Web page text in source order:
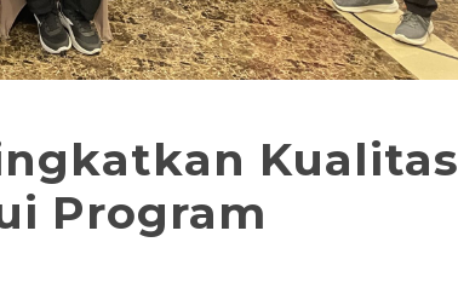
Kualitas
Program